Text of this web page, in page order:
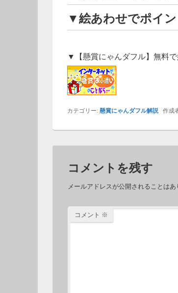
▼絵あわせでポイン
▼【懸賞にゃんダフル】無料
カテゴリー: 懸賞にゃんダフル解説作成
コメントを残す
メールアドレスが公開されることはあ
コメント ※